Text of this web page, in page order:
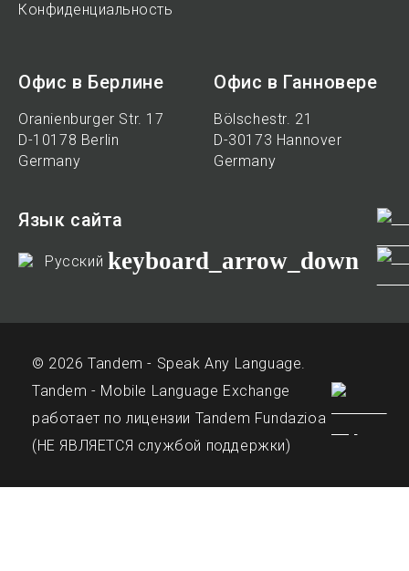
Конфиденциальность
Офис в Берлине
Oranienburger Str. 17
D-10178 Berlin
Germany
Офис в Ганновере
Bölschestr. 21
D-30173 Hannover
Germany
Язык сайта
Русский keyboard_arrow_down
© 2026 Tandem - Speak Any Language.
Tandem - Mobile Language Exchange
работает по лицензии Tandem Fundazioa
(НЕ ЯВЛЯЕТСЯ службой поддержки)